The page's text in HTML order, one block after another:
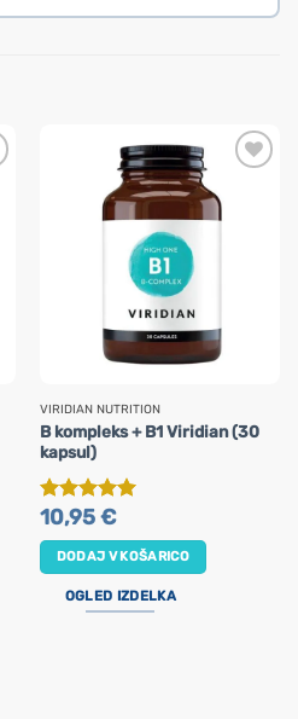
VIRIDIAN NUTRITION
B kompleks + B1 Viridian (30
kapsul)
Ocenjeno
10,95€
DODAJ V KOŠARICO
OGLED IZDELKA